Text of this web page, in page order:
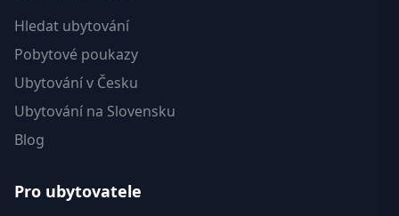
Hledat ubytování
Pobytové poukazy
Ubytování v Česku
Ubytování na Slovensku
Blog
Pro ubytovatele